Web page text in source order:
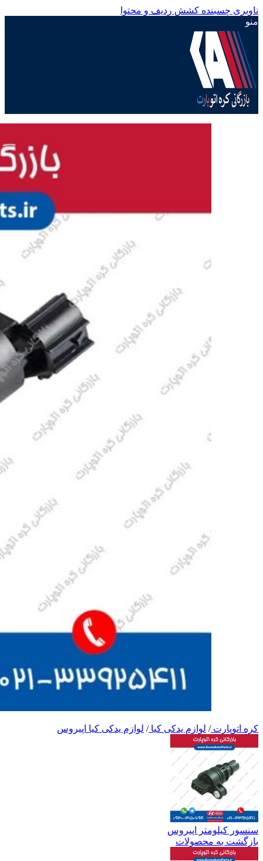
ناوبری چسبنده کشش ردیف و محتوا
منو
کره اتوپارت/ لوازم یدکی کیا/ لوازم یدکی کیا اپیروس
سنسور کیلومتر اپیروس
بازگشت به محصولات